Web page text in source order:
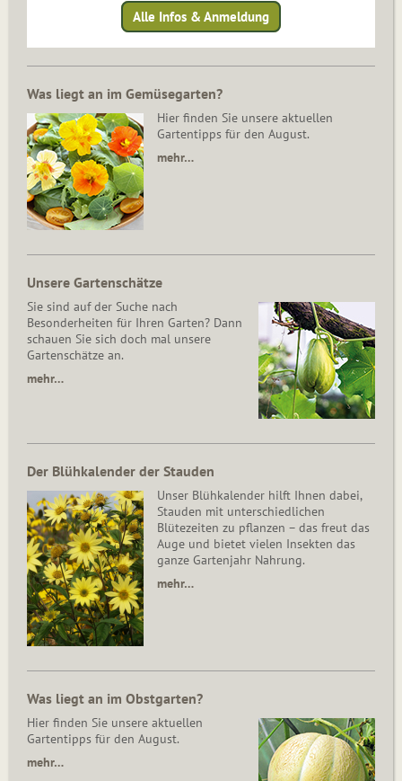
Alle Infos & Anmeldung
Was liegt an im Gemüsegarten?
Hier finden Sie unsere aktuellen
Gartentipps für den August.
mehr…
Unsere Gartenschätze
Sie sind auf der Suche nach
Besonderheiten für Ihren Garten? Dann
schauen Sie sich doch mal unsere
Gartenschätze an.
mehr…
Der Blühkalender der Stauden
Unser Blühkalender hilft Ihnen dabei,
Stauden mit unterschiedlichen
Blütezeiten zu pflanzen – das freut das
Auge und bietet vielen Insekten das
ganze Gartenjahr Nahrung.
mehr…
Was liegt an im Obstgarten?
Hier finden Sie unsere aktuellen
Gartentipps für den August.
mehr…